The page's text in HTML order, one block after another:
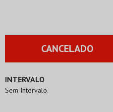
CANCELADO
INTERVALO
Sem Intervalo.